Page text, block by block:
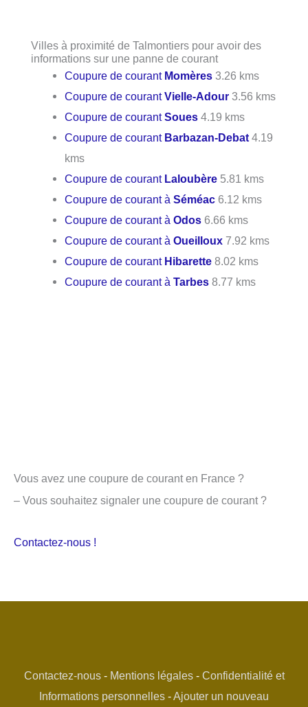
Villes à proximité de Talmontiers pour avoir des
informations sur une panne de courant
Coupure de courant Momères 3.26 kms
Coupure de courantVielle-Adour 3.56 kms
Coupure de courantSoues 4.19 kms
Coupure de courant Barbazan-Debat 4.19
kms
Coupure de courant Laloubère 5.81 kms
Coupure de courant àSéméac 6.12 kms
Coupure de courant àOdos 6.66 kms
Coupure de courant àOueilloux 7.92 kms
Coupure de courant Hibarette 8.02 kms
Coupure de courant àTarbes 8.77 kms
Vous avez une coupure de courant en France ?
– Vous souhaitez signaler une coupure de courant ?
Contactez-nous !
Contactez-nous- Mentions légales- Confidentialité et
Informations personnelles -Ajouter un nouveau